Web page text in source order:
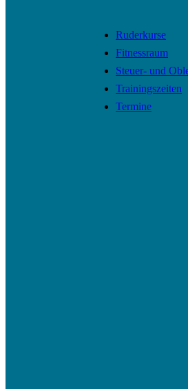
Ruderkurse
Fitnessraum
Steuer- und
Trainingszeiten
Termine